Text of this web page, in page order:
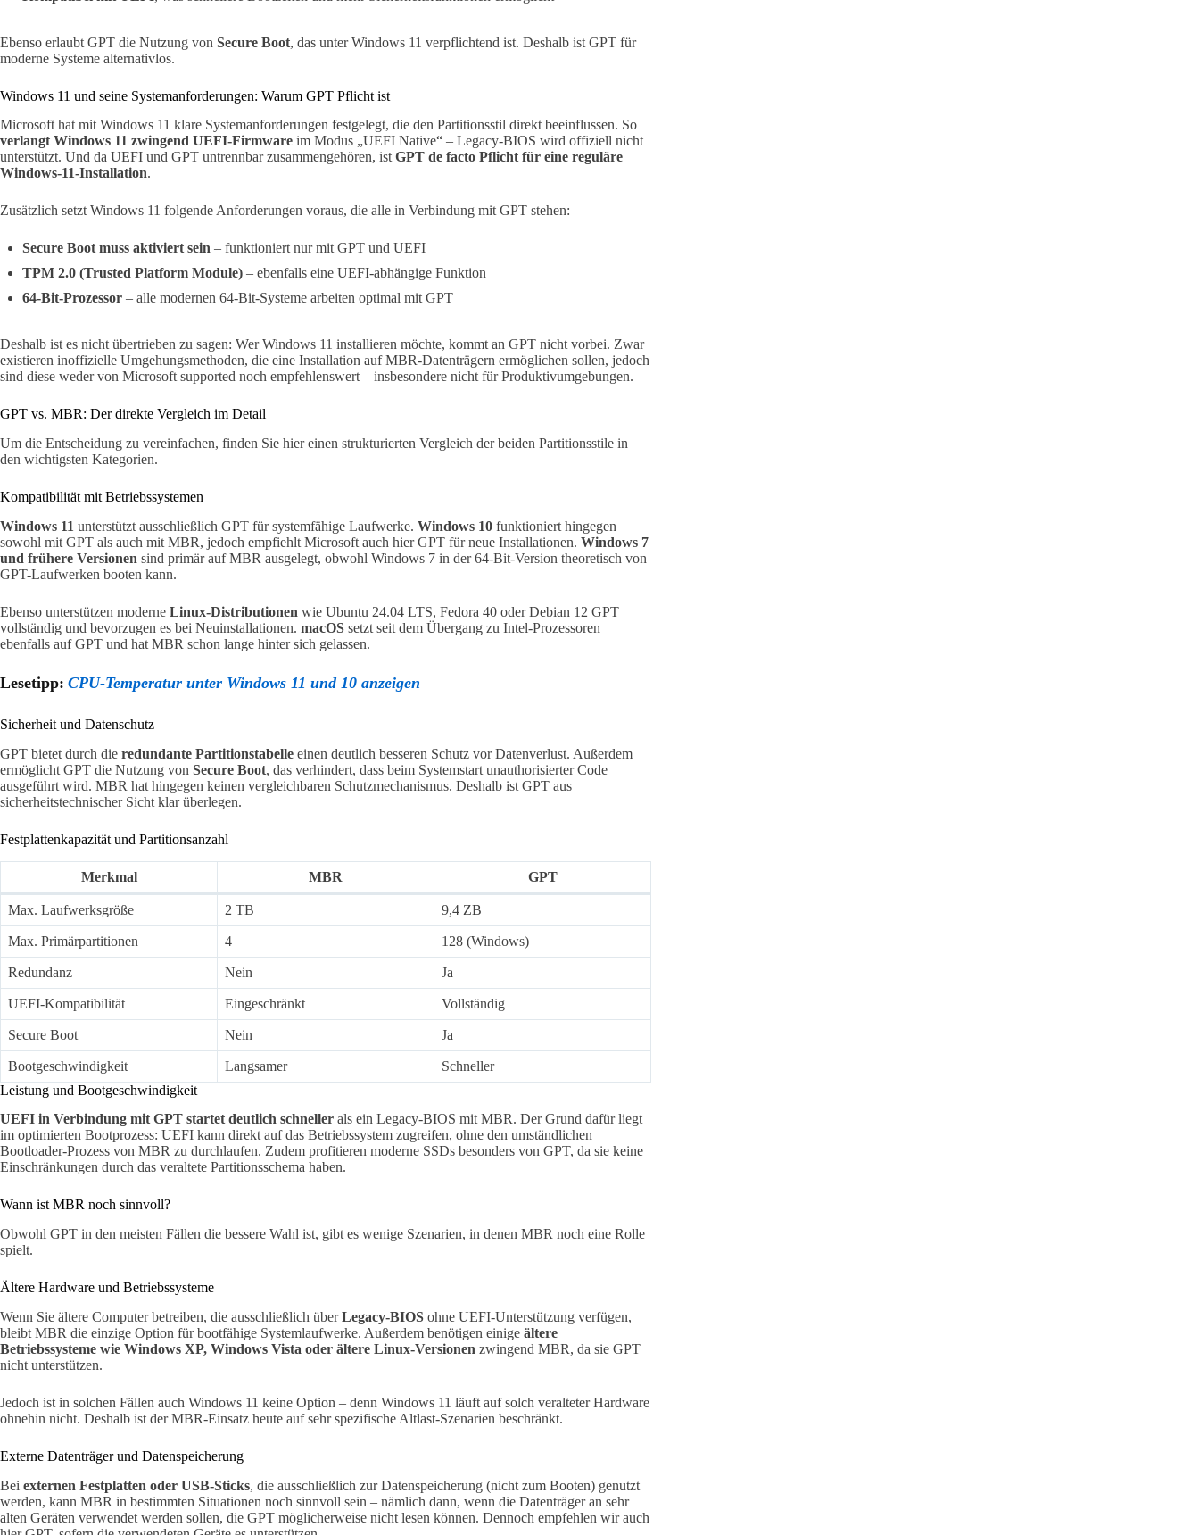
Ebenso erlaubt GPT die Nutzung von Secure Boot, das unter Windows 11 verpflichtend ist. Deshalb ist GPT für
moderne Systeme alternativlos.
Windows 11 und seine Systemanforderungen: Warum GPT Pflicht ist
Microsoft hat mit Windows 11 klare Systemanforderungen festgelegt, die den Partitionsstil direkt beeinflussen. So
verlangt Windows 11 zwingend UEFI-Firmware im Modus „UEFI Native“ – Legacy-BIOS wird offiziell nicht
unterstützt. Und da UEFI und GPT untrennbar zusammengehören, ist GPT de facto Pflicht für eine reguläre
Windows-11-Installation.
Zusätzlich setzt Windows 11 folgende Anforderungen voraus, die alle in Verbindung mit GPT stehen:
Secure Boot muss aktiviert sein – funktioniert nur mit GPT und UEFI
TPM 2.0 (Trusted Platform Module) – ebenfalls eine UEFI-abhängige Funktion
64-Bit-Prozessor – alle modernen 64-Bit-Systeme arbeiten optimal mit GPT
Deshalb ist es nicht übertrieben zu sagen: Wer Windows 11 installieren möchte, kommt an GPT nicht vorbei. Zwar
existieren inoffizielle Umgehungsmethoden, die eine Installation auf MBR-Datenträgern ermöglichen sollen, jedoch
sind diese weder von Microsoft supported noch empfehlenswert – insbesondere nicht für Produktivumgebungen.
GPT vs. MBR: Der direkte Vergleich im Detail
Um die Entscheidung zu vereinfachen, finden Sie hier einen strukturierten Vergleich der beiden Partitionsstile in
den wichtigsten Kategorien.
Kompatibilität mit Betriebssystemen
Windows 11 unterstützt ausschließlich GPT für systemfähige Laufwerke. Windows 10 funktioniert hingegen
sowohl mit GPT als auch mit MBR, jedoch empfiehlt Microsoft auch hier GPT für neue Installationen. Windows 7
und frühere Versionen sind primär auf MBR ausgelegt, obwohl Windows 7 in der 64-Bit-Version theoretisch von
GPT-Laufwerken booten kann.
Ebenso unterstützen moderne Linux-Distributionen wie Ubuntu 24.04 LTS, Fedora 40 oder Debian 12 GPT
vollständig und bevorzugen es bei Neuinstallationen. macOS setzt seit dem Übergang zu Intel-Prozessoren
ebenfalls auf GPT und hat MBR schon lange hinter sich gelassen.
Lesetipp: CPU-Temperatur unter Windows 11 und 10 anzeigen
Sicherheit und Datenschutz
GPT bietet durch die redundante Partitionstabelle einen deutlich besseren Schutz vor Datenverlust. Außerdem
ermöglicht GPT die Nutzung von Secure Boot, das verhindert, dass beim Systemstart unauthorisierter Code
ausgeführt wird. MBR hat hingegen keinen vergleichbaren Schutzmechanismus. Deshalb ist GPT aus
sicherheitstechnischer Sicht klar überlegen.
Festplattenkapazität und Partitionsanzahl
Merkmal MBR GPT
Max. Laufwerksgröße 2 TB 9,4 ZB
Max. Primärpartitionen 4 128 (Windows)
Redundanz Nein Ja
UEFI-Kompatibilität Eingeschränkt Vollständig
Secure Boot Nein Ja
Bootgeschwindigkeit Langsamer
Schneller
Leistung und Bootgeschwindigkeit
UEFI in Verbindung mit GPT startet deutlich schneller als ein Legacy-BIOS mit MBR. Der Grund dafür liegt
im optimierten Bootprozess: UEFI kann direkt auf das Betriebssystem zugreifen, ohne den umständlichen
Bootloader-Prozess von MBR zu durchlaufen. Zudem profitieren moderne SSDs besonders von GPT, da sie keine
Einschränkungen durch das veraltete Partitionsschema haben.
Wann ist MBR noch sinnvoll?
Obwohl GPT in den meisten Fällen die bessere Wahl ist, gibt es wenige Szenarien, in denen MBR noch eine Rolle
spielt.
Ältere Hardware und Betriebssysteme
Wenn Sie ältere Computer betreiben, die ausschließlich überLegacy-BIOS ohne UEFI-Unterstützung verfügen,
bleibt MBR die einzige Option für bootfähige Systemlaufwerke. Außerdem benötigen einige ältere
Betriebssysteme wie Windows XP, Windows Vista oder ältere Linux-Versionen zwingend MBR, da sie GPT
nicht unterstützen.
Jedoch ist in solchen Fällen auch Windows 11 keine Option – denn Windows 11 läuft auf solch veralteter Hardware
ohnehin nicht. Deshalb ist der MBR-Einsatz heute auf sehr spezifische Altlast-Szenarien beschränkt.
Externe Datenträger und Datenspeicherung
Bei externen Festplatten oder USB-Sticks, die ausschließlich zur Datenspeicherung (nicht zum Booten) genutzt
werden, kann MBR in bestimmten Situationen noch sinnvoll sein – nämlich dann, wenn die Datenträger an sehr
alten Geräten verwendet werden sollen, die GPT möglicherweise nicht lesen können. Dennoch empfehlen wir auch